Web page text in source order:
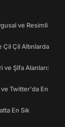
ve Resimli
Çil Altınlarda
ve Şifa Alanları:
Twitter'da En
En Sık